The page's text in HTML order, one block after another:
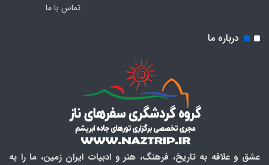
تماس با ما
درباره ما
عشق و علاقه به تاریخ، فرهنگ، هنر و ادبیات ایران زمین، ما را به